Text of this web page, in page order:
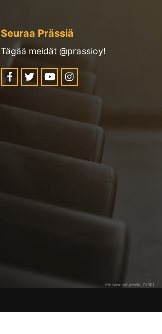
Seuraa Prässiä
Tägää meidät @prassioy!
Kotisivut yritykselle CURU